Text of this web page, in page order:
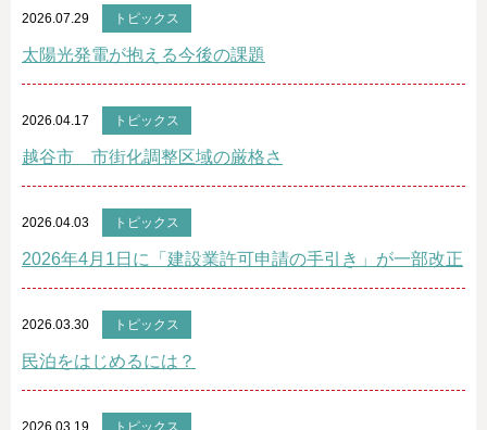
2026.07.29 トピックス
太陽光発電が抱える今後の課題
2026.04.17 トピックス
越谷市 市街化調整区域の厳格さ
2026.04.03 トピックス
2026年4月1日に「建設業許可申請の手引き」が一部改正
2026.03.30 トピックス
民泊をはじめるには？
2026.03.19 トピックス